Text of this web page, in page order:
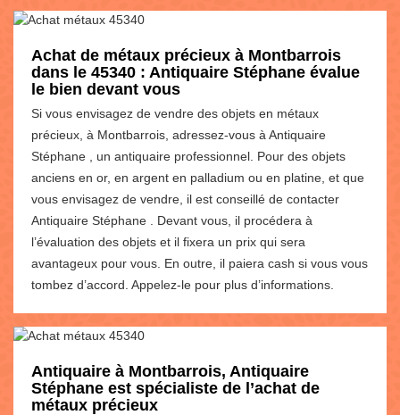
Achat de métaux précieux à Montbarrois
dans le 45340 : Antiquaire Stéphane évalue
le bien devant vous
Si vous envisagez de vendre des objets en métaux
précieux, à Montbarrois, adressez-vous à Antiquaire
Stéphane , un antiquaire professionnel. Pour des objets
anciens en or, en argent en palladium ou en platine, et que
vous envisagez de vendre, il est conseillé de contacter
Antiquaire Stéphane . Devant vous, il procédera à
l’évaluation des objets et il fixera un prix qui sera
avantageux pour vous. En outre, il paiera cash si vous vous
tombez d’accord. Appelez-le pour plus d’informations.
Antiquaire à Montbarrois, Antiquaire
Stéphane est spécialiste de l’achat de
métaux précieux